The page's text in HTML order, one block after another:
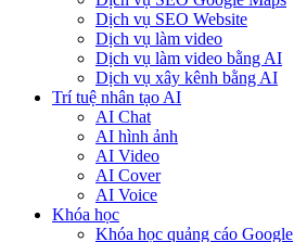
Dịch vụ SEO Website
Dịch vụ làm video
Dịch vụ làm video bằng AI
Dịch vụ xây kênh bằng AI
Trí tuệ nhân tạo AI
AI Chat
AI hình ảnh
AI Video
AI Cover
AI Voice
Khóa học
Khóa học quảng cáo Google